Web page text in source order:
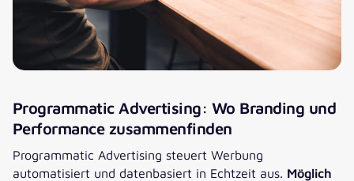
Programmatic Advertising: Wo Branding und
Performance zusammenfinden
Programmatic Advertising steuert Werbung
automatisiert und datenbasiert in Echtzeit aus. Möglich